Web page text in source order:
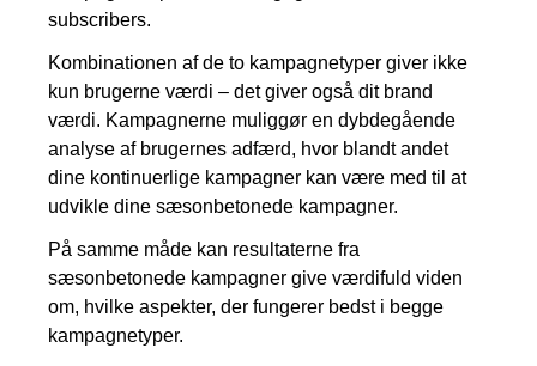
subscribers.
Kombinationen af de to kampagnetyper giver ikke
kun brugerne værdi – det giver også dit brand
værdi. Kampagnerne muliggør en dybdegående
analyse af brugernes adfærd, hvor blandt andet
dine kontinuerlige kampagner kan være med til at
udvikle dine sæsonbetonede kampagner.
På samme måde kan resultaterne fra
sæsonbetonede kampagner give værdifuld viden
om, hvilke aspekter, der fungerer bedst i begge
kampagnetyper.